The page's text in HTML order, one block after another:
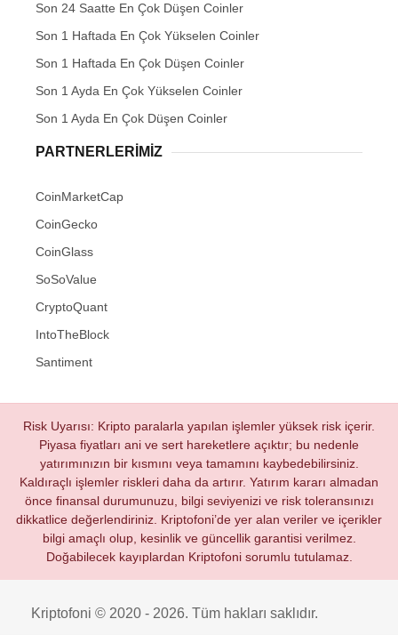
Son 24 Saatte En Çok Düşen Coinler
Son 1 Haftada En Çok Yükselen Coinler
Son 1 Haftada En Çok Düşen Coinler
Son 1 Ayda En Çok Yükselen Coinler
Son 1 Ayda En Çok Düşen Coinler
PARTNERLERIMIZ
CoinMarketCap
CoinGecko
CoinGlass
SoSoValue
CryptoQuant
IntoTheBlock
Santiment
Risk Uyarısı: Kripto paralarla yapılan işlemler yüksek risk içerir.
Piyasa fiyatları ani ve sert hareketlere açıktır; bu nedenle
yatırımınızın bir kısmını veya tamamını kaybedebilirsiniz.
Kaldıraçlı işlemler riskleri daha da artırır. Yatırım kararı almadan
önce finansal durumunuzu, bilgi seviyenizi ve risk toleransınızı
dikkatlice değerlendiriniz. Kriptofoni’de yer alan veriler ve içerikler
bilgi amaçlı olup, kesinlik ve güncellik garantisi verilmez.
Doğabilecek kayıplardan Kriptofoni sorumlu tutulamaz.
Kriptofoni © 2020 - 2026. Tüm hakları saklıdır.